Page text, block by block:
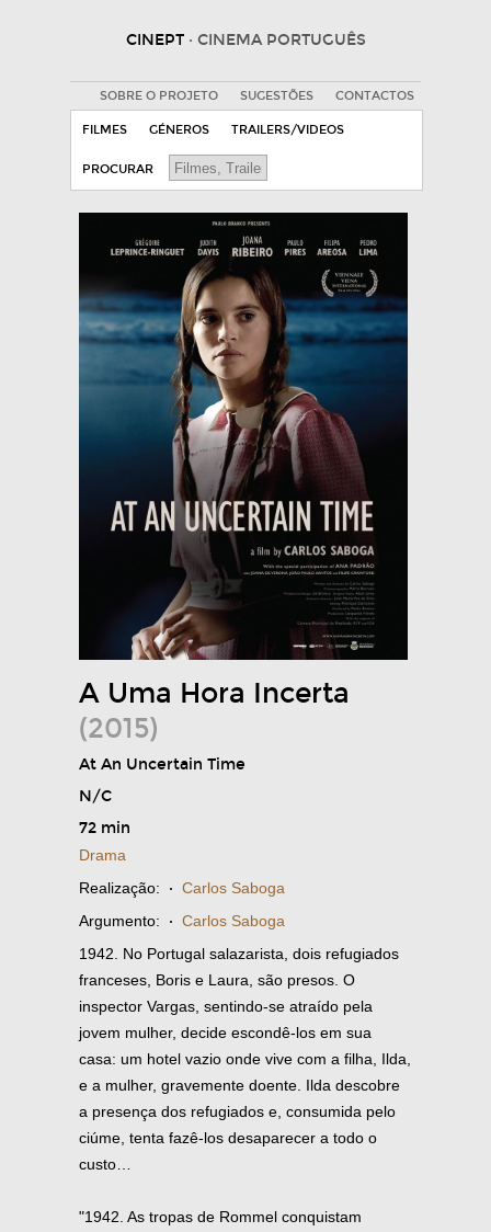
CINEPT · CINEMA PORTUGUÊS
SOBRE O PROJETO SUGESTÕES CONTACTOS
FILMES GÉNEROS TRAILERS/VIDEOS
PROCURAR
A Uma Hora Incerta
(2015)
At An Uncertain Time
N/C
72 min
Drama
Realização: · Carlos Saboga
Argumento: · Carlos Saboga
1942. No Portugal salazarista, dois refugiados
franceses, Boris e Laura, são presos. O
inspector Vargas, sentindo-se atraído pela
jovem mulher, decide escondê-los em sua
casa: um hotel vazio onde vive com a filha, Ilda,
e a mulher, gravemente doente. Ilda descobre
a presença dos refugiados e, consumida pelo
ciúme, tenta fazê-los desaparecer a todo o
custo…
"1942. As tropas de Rommel conquistam